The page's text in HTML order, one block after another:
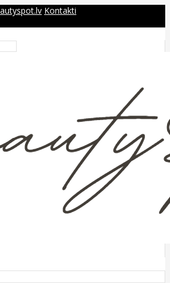
Kontakti